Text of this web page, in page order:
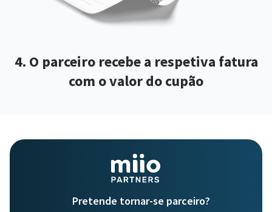
4. O parceiro recebe a respetiva fatura
com o valor do cupão
Pretende tornar-se parceiro?